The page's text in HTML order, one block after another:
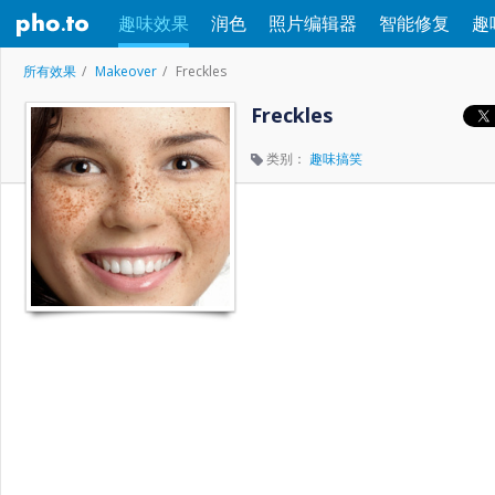
趣味效果 润色 照片编辑器 智能修复 趣
所有效果 Makeover Freckles
Freckles
类别： 趣味搞笑